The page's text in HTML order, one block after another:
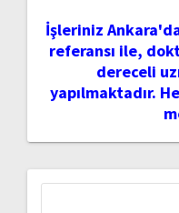
İşleriniz
referansı ile,
dereceli
yapılmaktadır.